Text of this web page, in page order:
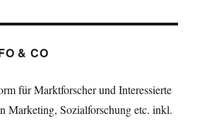
& CO
für Marktforscher und Interessierte
Marketing, Sozialforschung etc. inkl.